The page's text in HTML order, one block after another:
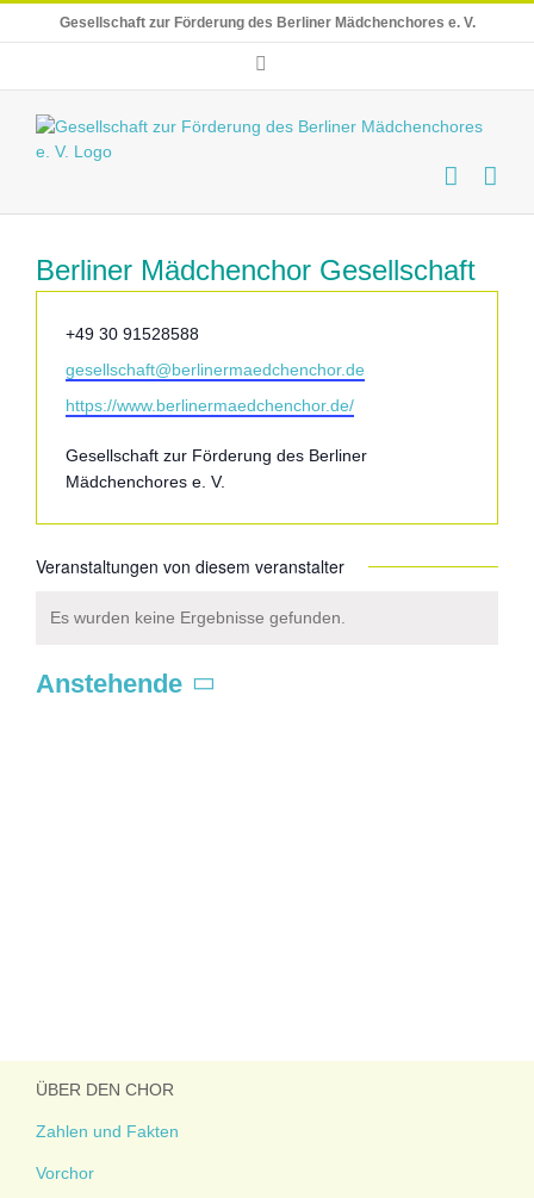
Gesellschaft zur Förderung des Berliner Mädchenchores e. V.
Berliner Mädchenchor Gesellschaft
Telefon
+49 30 91528588
Email
gesellschaft@berlinermaedchenchor.de
Webseite
https://www.berlinermaedchenchor.de/
Gesellschaft zur Förderung des Berliner
Mädchenchores e. V.
Veranstaltungen von diesem veranstalter
Hinweis
Es wurden keine Ergebnisse gefunden.
Anstehende
ÜBER DEN CHOR
Zahlen und Fakten
Vorchor